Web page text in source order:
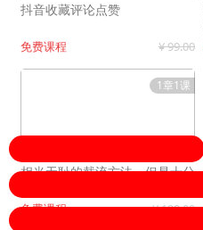
抖音收藏评论点赞
免费课程 ¥ 99.00
1章1课
相当无耻的截流方法，但是十分
免费课程 ¥ 199.00